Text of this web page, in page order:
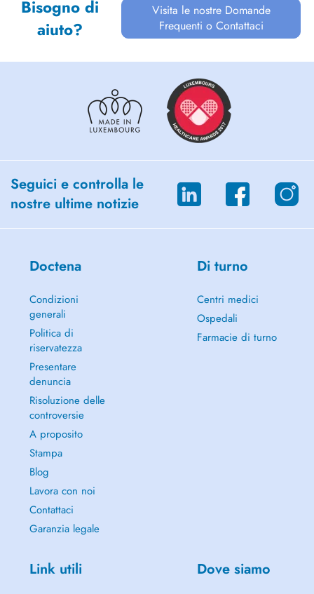
Bisogno di
aiuto?
Visita le nostre Domande
Frequenti o Contattaci
Seguici e controlla le
nostre ultime notizie
Doctena
Condizioni
generali
Politica di
riservatezza
Presentare
denuncia
Risoluzione delle
controversie
A proposito
Stampa
Blog
Lavora con noi
Contattaci
Garanzia legale
Di turno
Centri medici
Ospedali
Farmacie di turno
Link utili Dove siamo